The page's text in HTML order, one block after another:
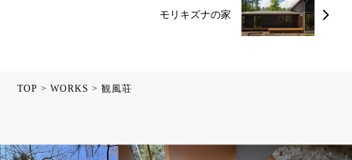
モリキズナの家
TOP >WORKS >観風荘